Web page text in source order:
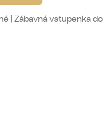
| Zábavná vstupenka do